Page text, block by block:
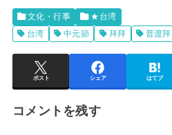
文化・行事
★台湾
台湾
中元節 拜拜 普渡
ポスト シェア はてブ
コメントを残す